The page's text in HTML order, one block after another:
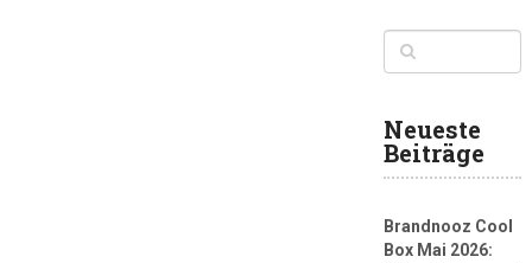
Neueste
Beiträge
Brandnooz Cool
Box Mai 2026: